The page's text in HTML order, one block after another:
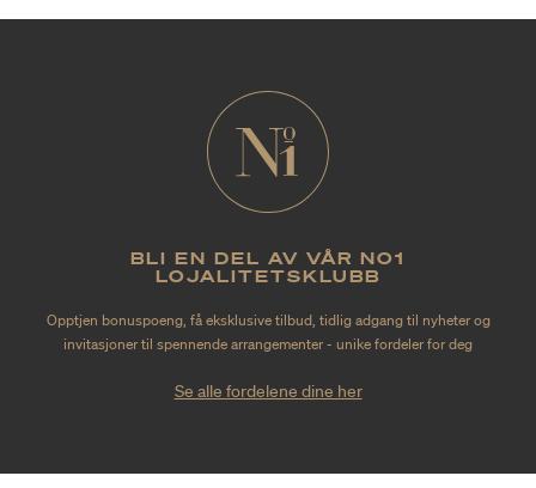
BLI EN DEL AV VÅR NO1
LOJALITETSKLUBB
Opptjen bonuspoeng, få eksklusive tilbud, tidlig adgang til nyheter og
invitasjoner til spennende arrangementer - unike fordeler for deg
Se alle fordelene dine her